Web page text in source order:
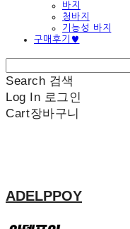
바지
청바지
기능성 바지
구매후기♥
Search 검색
Log In 로그인
Cart장바구니
ADELPPOY